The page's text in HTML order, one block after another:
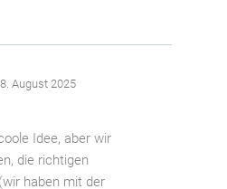
8. August 2025
Idee, aber wir
die richtigen
haben mit der